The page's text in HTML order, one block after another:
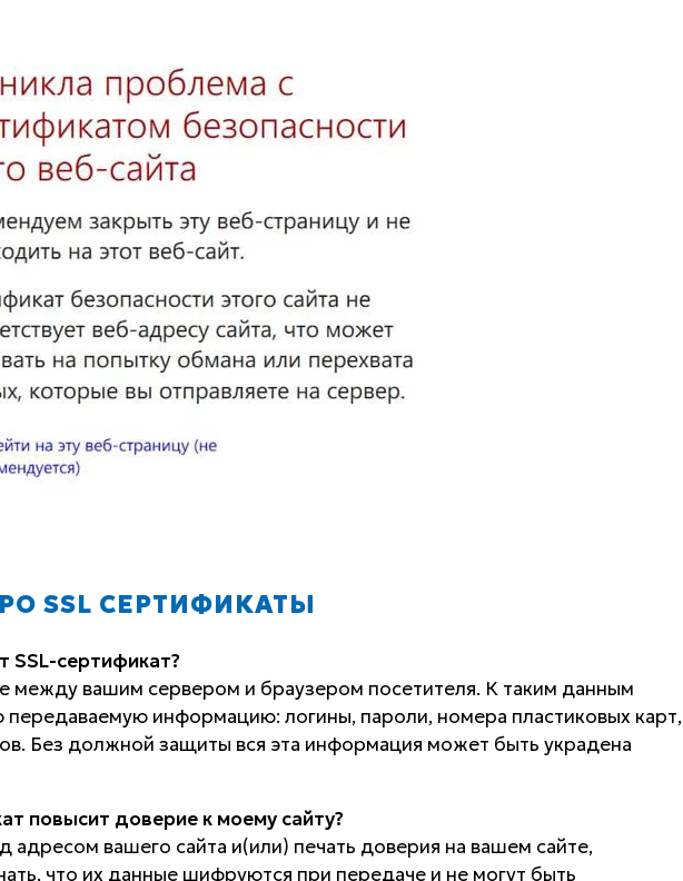
SSL СЕРТИФИКАТЫ
сертификат?
между вашим сервером и браузером посетителя. К таким данным
информацию: логины, пароли, номера пластиковых карт,
Без должной защиты вся эта информация может быть украдена
повысит доверие к моему сайту?
адресом вашего сайта и(или) печать доверия на вашем сайте,
что их данные шифруются при передаче и не могут быть